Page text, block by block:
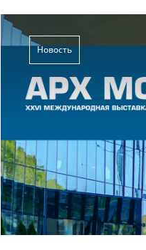
Новость